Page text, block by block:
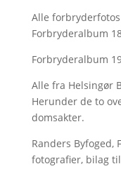
Alle
Forbryderalbum
Forbryderalbum
Alle fra Helsingør
Herunder de to
domsakter.
Randers Byfoged,
fotografier, bilag